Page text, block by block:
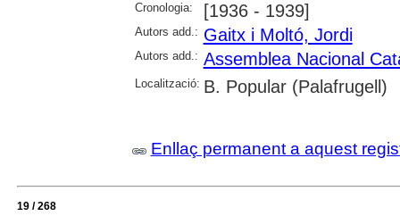
Cronologia: [1936 - 1939]
Autors add.: Gaitx i Moltó, Jordi
Autors add.: Assemblea Nacional
Localització: B. Popular (Palafrugell)
Enllaç permanent a aquest
19 / 268